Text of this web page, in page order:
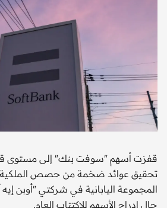
قفزت أسهم "سوفت بنك" إلى مستوى
تحقيق عوائد ضخمة من حصص الملكية
المجموعة اليابانية في شركتي "أوبن
حال إدراج الأسهم للاكتتاب العام.